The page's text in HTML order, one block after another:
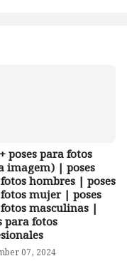
poses para fotos
imagem) | poses
hombres | poses
mujer | poses
masculinas |
para fotos
07, 2024